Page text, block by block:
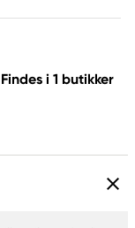
Findes i 1 butikker